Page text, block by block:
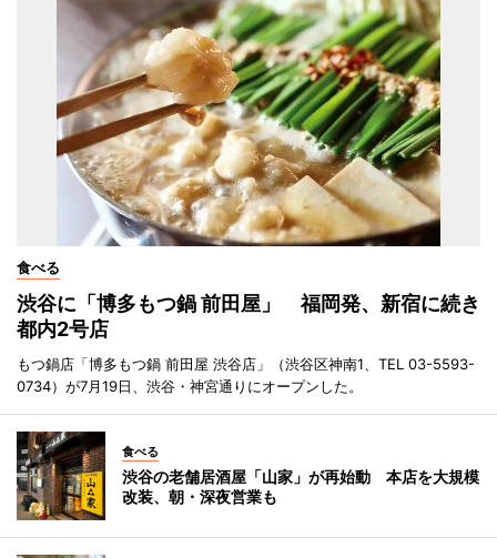
食べる
渋谷に「博多もつ鍋 前田屋」 福岡発、新宿に続き
都内2号店
もつ鍋店「博多もつ鍋 前田屋 渋谷店」（渋谷区神南1、TEL 03-5593-
0734）が7月19日、渋谷・神宮通りにオープンした。
食べる
渋谷の老舗居酒屋「山家」が再始動 本店を大規模
改装、朝・深夜営業も